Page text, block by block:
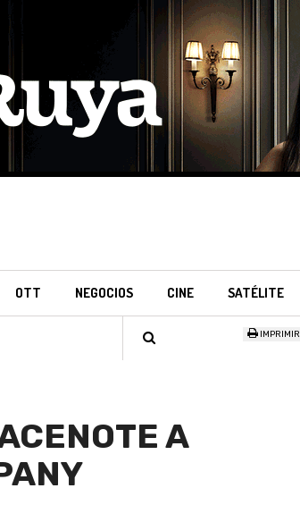
OTT NEGOCIOS CINE SATÉLITE
IMPRIMIR
A